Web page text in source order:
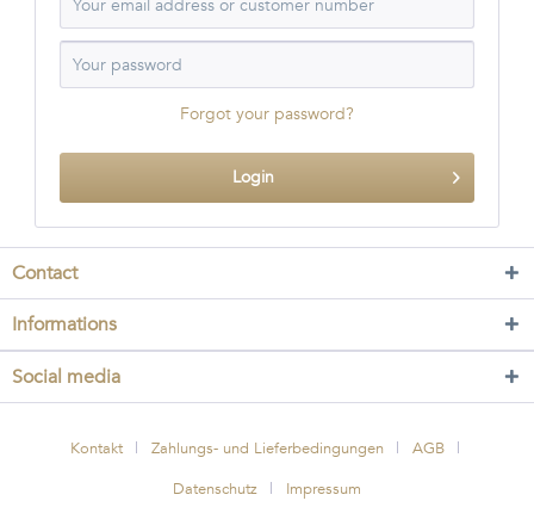
Forgot your password?
Login
Contact
Informations
Social media
Kontakt Zahlungs- und Lieferbedingungen
AGB
Datenschutz
Impressum